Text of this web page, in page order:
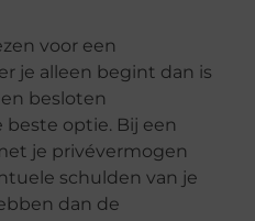
voor een
je alleen begint dan is
besloten
optie. Bij een
je privévermogen
schulden van je
dan de